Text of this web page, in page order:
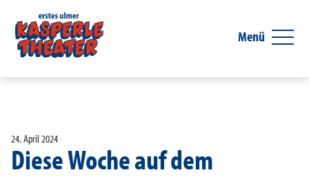
Menü
24. April 2024
Diese Woche auf dem